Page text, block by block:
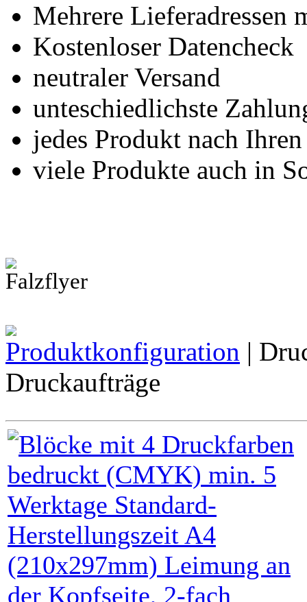
Mehrere Lieferadressen
Kostenloser Datencheck
neutraler Versand
unteschiedlichste
jedes Produkt nach
viele Produkte auch in
Falzflyer
Produktkonfiguration |
Druckaufträge